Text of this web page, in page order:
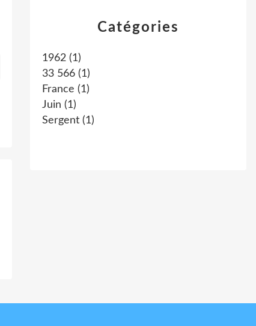
Catégories
1962 (1)
33 566 (1)
France (1)
Juin (1)
Sergent (1)